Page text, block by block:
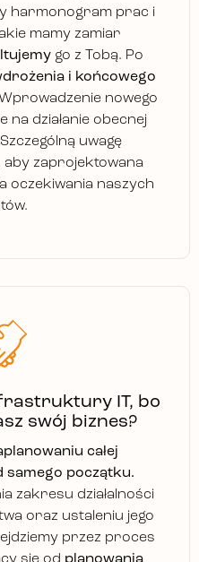
harmonogram prac i
mamy zamiar
go z Tobą. Po
i końcowego
Wprowadzenie nowego
na działanie obecnej
uwagę
aby zaprojektowana
oczekiwania naszych
IT, bo
swój biznes?
całej
początku.
zakresu działalności
oraz ustaleniu jego
przez proces